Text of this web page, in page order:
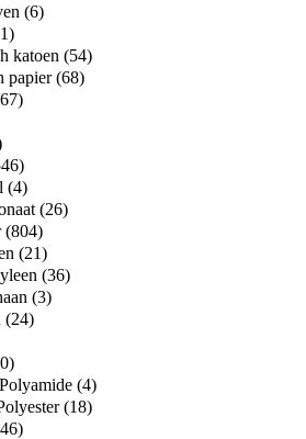
(6)
katoen (54)
papier (68)
(4)
(26)
(804)
(21)
(36)
(3)
(24)
(4)
(18)